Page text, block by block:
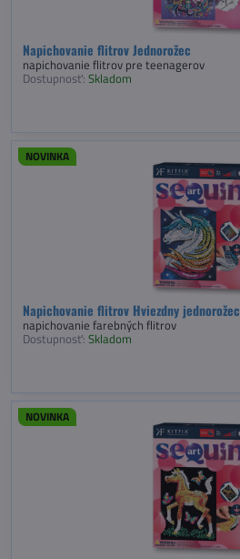
Napichovanie flitrov Jednorožec
napichovanie flitrov pre teenagerov
Dostupnosť: Skladom
Napichovanie flitrov Hviezdny jednorožec
NOVINKA
napichovanie farebných flitrov
Dostupnosť: Skladom
NOVINKA